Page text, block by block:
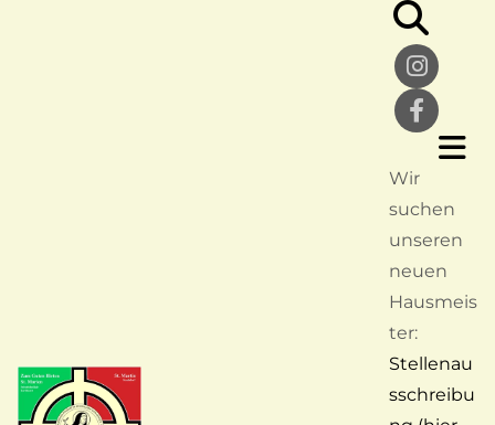
Wir
suchen
unseren
neuen
Hausmeis
ter:
Stellenau
sschreibu